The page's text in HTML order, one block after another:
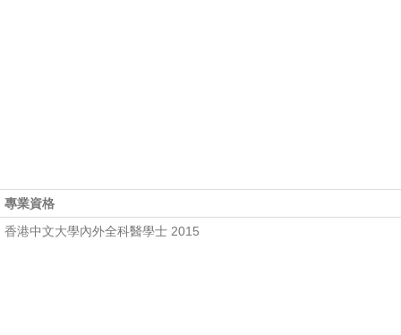
專業資格
香港中文大學內外全科醫學士 2015